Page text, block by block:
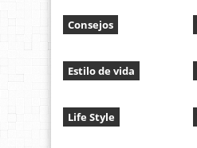
Consejos
Estilo de vida
Life Style